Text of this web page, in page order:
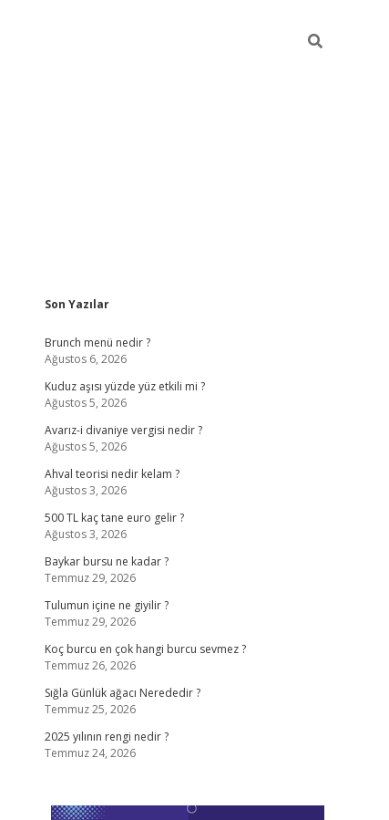
Sidebar
Son Yazılar
Brunch menü nedir ?
Ağustos 6, 2026
Kuduz aşısı yüzde yüz etkili mi ?
Ağustos 5, 2026
Avarız-i divaniye vergisi nedir ?
Ağustos 5, 2026
Ahval teorisi nedir kelam ?
Ağustos 3, 2026
500 TL kaç tane euro gelir ?
Ağustos 3, 2026
Baykar bursu ne kadar ?
Temmuz 29, 2026
Tulumun içine ne giyilir ?
Temmuz 29, 2026
Koç burcu en çok hangi burcu sevmez ?
Temmuz 26, 2026
Sığla Günlük ağacı Nerededir ?
Temmuz 25, 2026
2025 yılının rengi nedir ?
Temmuz 24, 2026